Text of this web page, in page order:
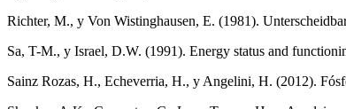
Richter, M., y Von Wistinghausen, E. (1981).
Sa, T-M., y Israel, D.W. (1991). Energy status and
Sainz Rozas, H., Echeverria, H., y Angelini, H. (2012).